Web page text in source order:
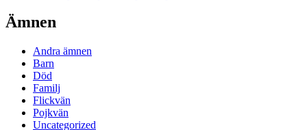
Ämnen
Andra ämnen
Barn
Död
Familj
Flickvän
Pojkvän
Uncategorized